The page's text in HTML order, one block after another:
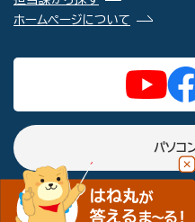
ホームページについて
パソコ